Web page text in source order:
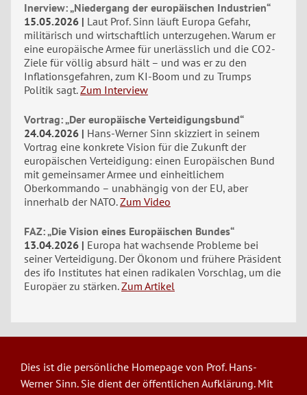
Inerview: „Niedergang der europäischen Industrien“
15.05.2026
Laut Prof. Sinn läuft Europa Gefahr,
militärisch und wirtschaftlich unterzugehen. Warum er
eine europäische Armee für unerlässlich und die CO2-
Ziele für völlig absurd hält – und was er zu den
Inflationsgefahren, zum KI-Boom und zu Trumps
Politik sagt. Zum Interview
Vortrag: „Der europäische Verteidigungsbund“
24.04.2026
Hans-Werner Sinn skizziert in seinem
Vortrag eine konkrete Vision für die Zukunft der
europäischen Verteidigung: einen Europäischen Bund
mit gemeinsamer Armee und einheitlichem
Oberkommando – unabhängig von der EU, aber
innerhalb der NATO. Zum Video
FAZ: „Die Vision eines Europäischen Bundes“
13.04.2026
Europa hat wachsende Probleme bei
seiner Verteidigung. Der Ökonom und frühere Präsident
des ifo Institutes hat einen radikalen Vorschlag, um die
Europäer zu stärken. Zum Artikel
Dies ist die persönliche Homepage von Prof. Hans-
Werner Sinn. Sie dient der öffentlichen Aufklärung. Mit